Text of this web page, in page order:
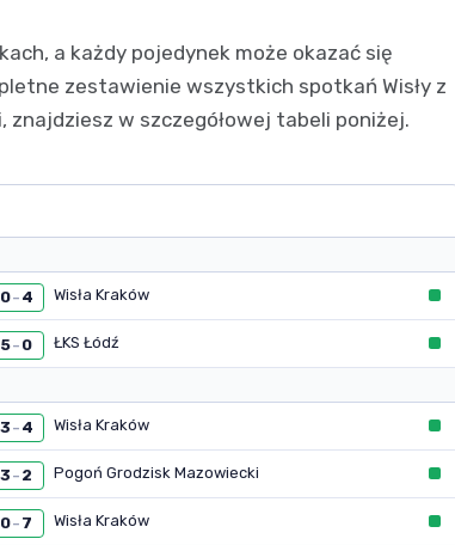
a każdy pojedynek może okazać się
zestawienie wszystkich spotkań Wisły z
w szczegółowej tabeli poniżej.
0– 4 Wisła Kraków
5– 0 ŁKS Łódź
3 – 4 Wisła Kraków
3 – 2 Pogoń Grodzisk Mazowiecki
0– 7 Wisła Kraków